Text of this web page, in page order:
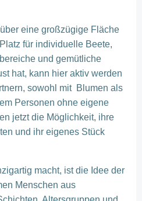
eine großzügige Fläche
für individuelle Beete,
und gemütliche
hat, kann hier aktiv werden
sowohl mit Blumen als
Personen ohne eigene
jetzt die Möglichkeit, ihre
und ihr eigenes Stück
macht, ist die Idee der
Menschen aus